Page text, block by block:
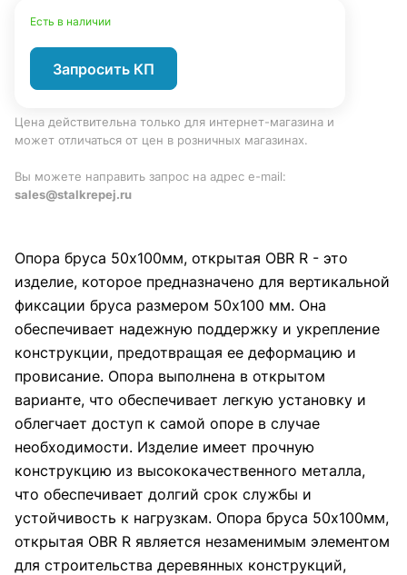
Есть в наличии
Запросить КП
Цена действительна только для интернет-магазина и
может отличаться от цен в розничных магазинах.
Вы можете направить запрос на адрес e-mail:
sales@stalkrepej.ru
Опора бруса 50х100мм, открытая OBR R - это
изделие, которое предназначено для вертикальной
фиксации бруса размером 50х100 мм. Она
обеспечивает надежную поддержку и укрепление
конструкции, предотвращая ее деформацию и
провисание. Опора выполнена в открытом
варианте, что обеспечивает легкую установку и
облегчает доступ к самой опоре в случае
необходимости. Изделие имеет прочную
конструкцию из высококачественного металла,
что обеспечивает долгий срок службы и
устойчивость к нагрузкам. Опора бруса 50х100мм,
открытая OBR R является незаменимым элементом
для строительства деревянных конструкций,